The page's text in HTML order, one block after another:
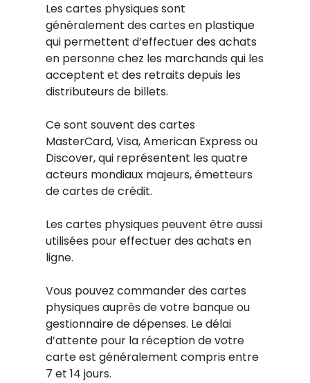
Les cartes physiques sont
généralement des cartes en plastique
qui permettent d’effectuer des achats
en personne chez les marchands qui les
acceptent et des retraits depuis les
distributeurs de billets.
Ce sont souvent des cartes
MasterCard, Visa, American Express ou
Discover, qui représentent les quatre
acteurs mondiaux majeurs, émetteurs
de cartes de crédit.
Les cartes physiques peuvent être aussi
utilisées pour effectuer des achats en
ligne.
Vous pouvez commander des cartes
physiques auprès de votre banque ou
gestionnaire de dépenses. Le délai
d’attente pour la réception de votre
carte est généralement compris entre
7 et 14 jours.